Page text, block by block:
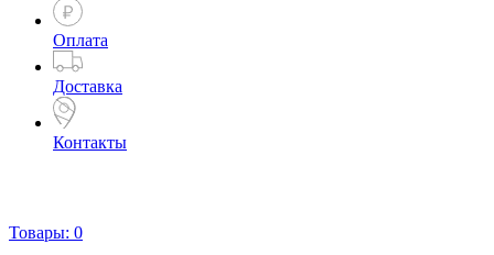
Оплата
Доставка
Контакты
Товары: 0